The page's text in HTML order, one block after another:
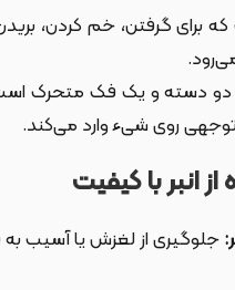
برای گرفتن، خم کردن،
دو دسته و یک فک متحرک
روی شیء وارد می‌کند.
انبر با کیفیت
جلوگیری از لغزش یا آسیب